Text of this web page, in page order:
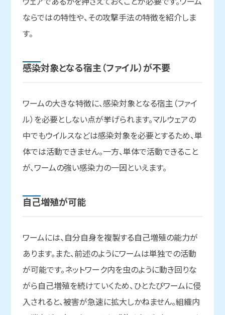
ならではの特性や、その攻撃手法の特徴を紹介しま
す。
感染対象となる宿主（ファイル）が不要
ワームの大きな特徴に、感染対象となる宿主（ファイ
ル）を必要としない点が挙げられます。マルウェアの
中でもウイルスなどは感染対象を必要とするため、単
体では活動できません。一方、単体で活動できること
が、ワームの強い感染力の一因といえます。
自己増殖が可能
ワームには、自分自身を複製する自己増殖の能力が
あります。また、前述のようにワームは単独での活動
が可能です。ネットワーク内を虫のように動き回りな
がら自己増殖を続けていくため、ひとたびワームに侵
入されると、被害が急速に拡大しかねません。組織内